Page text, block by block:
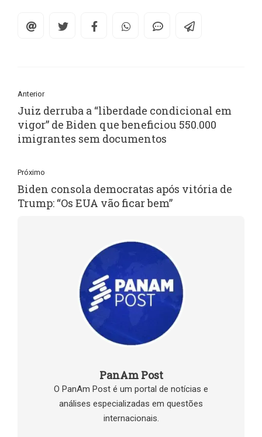
Anterior
Juiz derruba a “liberdade condicional em
vigor” de Biden que beneficiou 550.000
imigrantes sem documentos
Próximo
Biden consola democratas após vitória de
Trump: “Os EUA vão ficar bem”
PanAm Post
O PanAm Post é um portal de notícias e
análises especializadas em questões
internacionais.